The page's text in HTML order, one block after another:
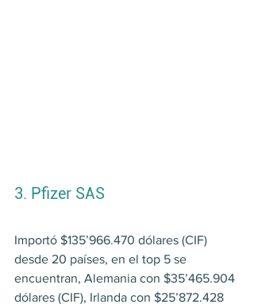
3. Pfizer SAS
Importó $135’966.470 dólares (CIF)
desde 20 países, en el top 5 se
encuentran, Alemania con $35’465.904
dólares (CIF), Irlanda con $25’872.428